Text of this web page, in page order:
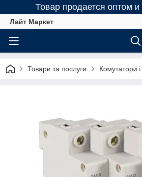
Товар продается оптом и
Лайт Маркет
Товари та послуги Комутатори